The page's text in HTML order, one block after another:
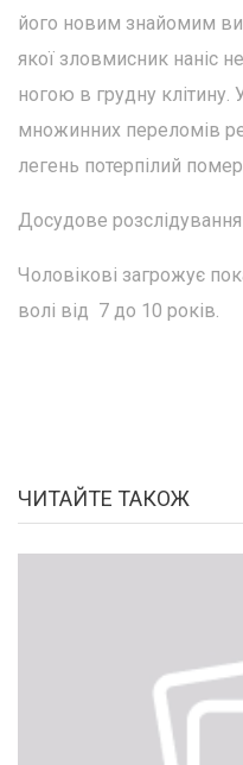
його новим знайомим
якої зловмисник наніс
ногою в грудну
множинних переломів
легень потерпілий
Досудове розслідування
Чоловікові загрожує
волі від 7 до 10 років.
ЧИТАЙТЕ ТАКОЖ